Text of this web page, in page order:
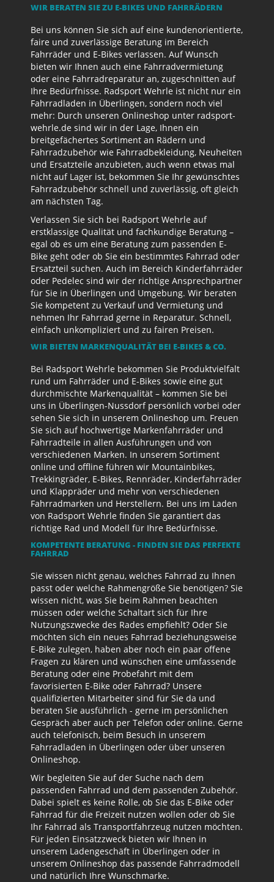
WIR BERATEN SIE ZU E-BIKES UND FAHRRÄDERN
Bei uns können Sie sich auf eine kundenorientierte,
faire und zuverlässige Beratung im Bereich
Fahrräder und E-Bikes verlassen. Auf Wunsch
bieten wir Ihnen auch eine Fahrradvermietung
oder eine Fahrradreparatur an, zugeschnitten auf
Ihre Bedürfnisse. Radsport Wehrle ist nicht nur ein
Fahrradladen in Überlingen, sondern noch viel
mehr: Durch unseren Onlineshop unter radsport-
wehrle.de sind wir in der Lage, Ihnen ein
breitgefächertes Sortiment an Rädern und
Fahrradzubehör wie Fahrradbekleidung, Neuheiten
und Ersatzteile anzubieten, auch wenn etwas mal
nicht auf Lager ist, bekommen Sie Ihr gewünschtes
Fahrradzubehör schnell und zuverlässig, oft gleich
am nächsten Tag.
Verlassen Sie sich bei Radsport Wehrle auf
erstklassige Qualität und fachkundige Beratung –
egal ob es um eine Beratung zum passenden E-
Bike geht oder ob Sie ein bestimmtes Fahrrad oder
Ersatzteil suchen. Auch im Bereich Kinderfahrräder
oder Pedelec sind wir der richtige Ansprechpartner
für Sie in Überlingen und Umgebung. Wir beraten
Sie kompetent zu Verkauf und Vermietung und
nehmen Ihr Fahrrad gerne in Reparatur. Schnell,
einfach unkompliziert und zu fairen Preisen.
WIR BIETEN MARKENQUALITÄT BEI E-BIKES & CO.
Bei Radsport Wehrle bekommen Sie Produktvielfalt
rund um Fahrräder und E-Bikes sowie eine gut
durchmischte Markenqualität – kommen Sie bei
uns in Überlingen-Nussdorf persönlich vorbei oder
sehen Sie sich in unserem Onlineshop um. Freuen
Sie sich auf hochwertige Markenfahrräder und
Fahrradteile in allen Ausführungen und von
verschiedenen Marken. In unserem Sortiment
online und offline führen wir Mountainbikes,
Trekkingräder, E-Bikes, Rennräder, Kinderfahrräder
und Klappräder und mehr von verschiedenen
Fahrradmarken und Herstellern. Bei uns im Laden
von Radsport Wehrle finden Sie garantiert das
richtige Rad und Modell für Ihre Bedürfnisse.
KOMPETENTE BERATUNG - FINDEN SIE DAS PERFEKTE
FAHRRAD
Sie wissen nicht genau, welches Fahrrad zu Ihnen
passt oder welche Rahmengröße Sie benötigen? Sie
wissen nicht, was Sie beim Rahmen beachten
müssen oder welche Schaltart sich für Ihre
Nutzungszwecke des Rades empfiehlt? Oder Sie
möchten sich ein neues Fahrrad beziehungsweise
E-Bike zulegen, haben aber noch ein paar offene
Fragen zu klären und wünschen eine umfassende
Beratung oder eine Probefahrt mit dem
favorisierten E-Bike oder Fahrrad? Unsere
qualifizierten Mitarbeiter sind für Sie da und
beraten Sie ausführlich - gerne im persönlichen
Gespräch aber auch per Telefon oder online. Gerne
auch telefonisch, beim Besuch in unserem
Fahrradladen in Überlingen oder über unseren
Onlineshop.
Wir begleiten Sie auf der Suche nach dem
passenden Fahrrad und dem passenden Zubehör.
Dabei spielt es keine Rolle, ob Sie das E-Bike oder
Fahrrad für die Freizeit nutzen wollen oder ob Sie
Ihr Fahrrad als Transportfahrzeug nutzen möchten.
Für jeden Einsatzzweck bieten wir Ihnen in
unserem Ladengeschäft in Überlingen oder in
unserem Onlineshop das passende Fahrradmodell
und natürlich Ihre Wunschmarke.